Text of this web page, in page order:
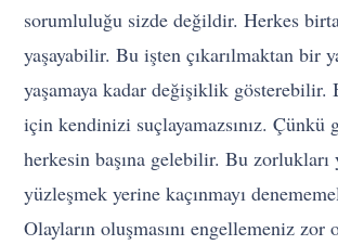
sorumluluğu sizde değildir. Herkes
yaşayabilir. Bu işten çıkarılmaktan bir
yaşamaya kadar değişiklik gösterebilir.
için kendinizi suçlayamazsınız. Çünkü
herkesin başına gelebilir. Bu zorlukları
yüzleşmek yerine kaçınmayı
Olayların oluşmasını engellemeniz